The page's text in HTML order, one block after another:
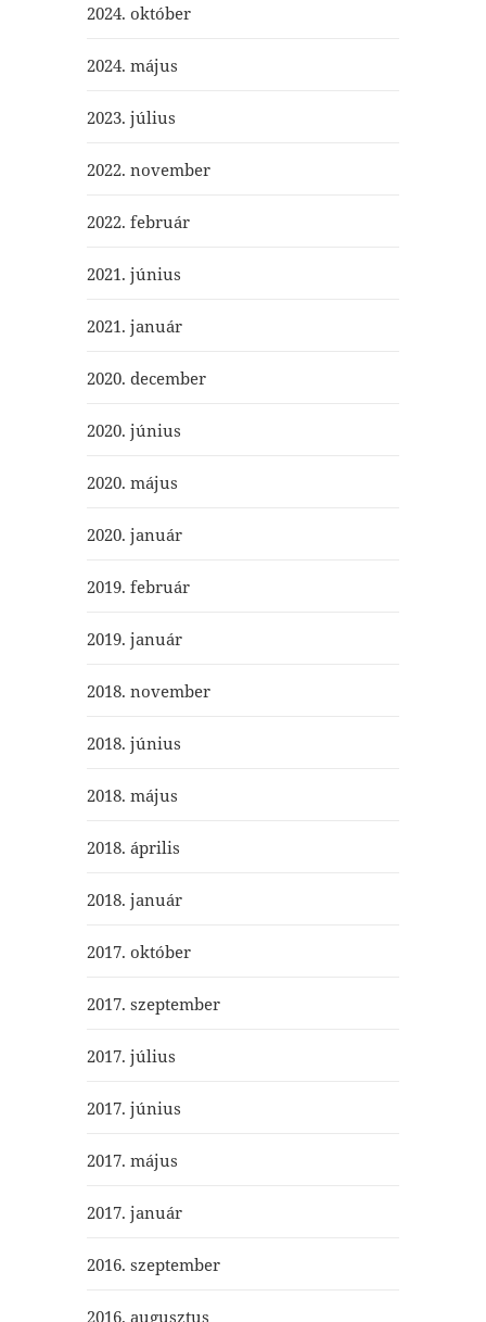
2024. október
2024. május
2023. július
2022. november
2022. február
2021. június
2021. január
2020. december
2020. június
2020. május
2020. január
2019. február
2019. január
2018. november
2018. június
2018. május
2018. április
2018. január
2017. október
2017. szeptember
2017. július
2017. június
2017. május
2017. január
2016. szeptember
2016. augusztus